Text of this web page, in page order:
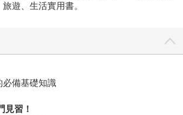
遊、生活實用書。
必備基礎知識
習！